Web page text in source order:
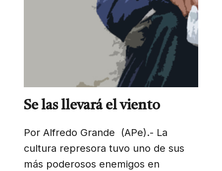
Se las llevará el viento
Por Alfredo Grande (APe).- La
cultura represora tuvo uno de sus
más poderosos enemigos en